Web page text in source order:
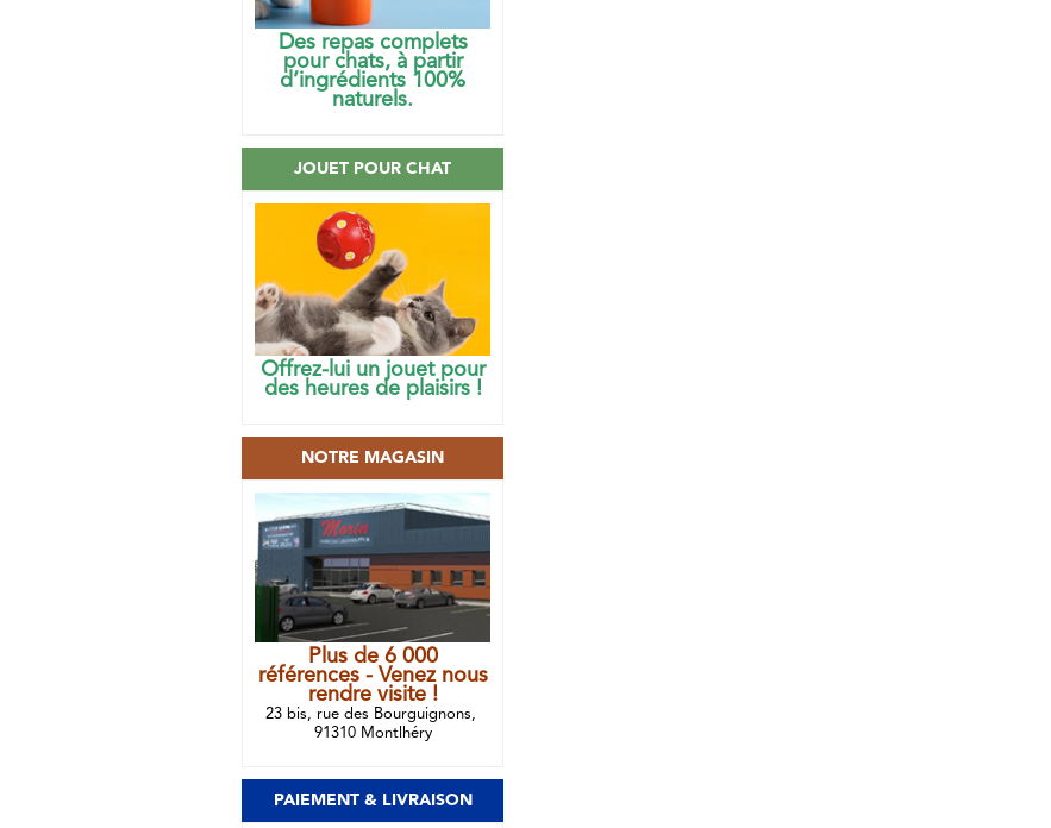
Des repas complets
pour chats, à partir
d’ingrédients 100%
naturels.
JOUET POUR CHAT
Offrez-lui un jouet pour
des heures de plaisirs !
NOTRE MAGASIN
Plus de 6 000
références - Venez nous
rendre visite !
23 bis, rue des Bourguignons,
91310 Montlhéry
PAIEMENT & LIVRAISON